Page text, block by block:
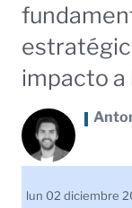
impacto a
lun 02 diciembre